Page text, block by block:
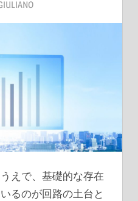
えで、基礎的な存在
るのが回路の土台と